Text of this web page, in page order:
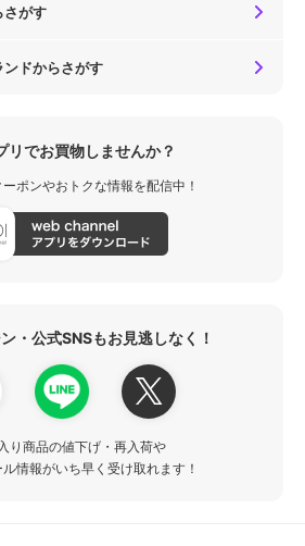
さがす
ンドからさがす
リでお買物しませんか？
ポンやおトクな情報を配信中！
・公式SNSもお見逃しなく！
り商品の値下げ・再入荷や
情報がいち早く受け取れます！